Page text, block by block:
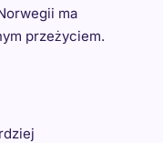
ma
przeżyciem.